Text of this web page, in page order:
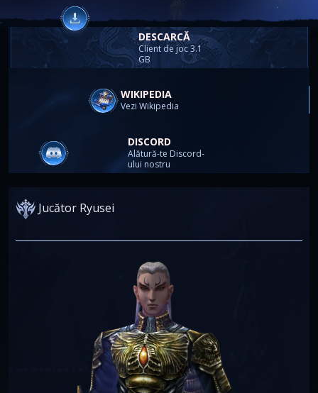
DESCARCĂ
Client de joc 3.1
GB
WIKIPEDIA
Vezi Wikipedia
DISCORD
Alătură-te Discord-
ului nostru
Jucător Ryusei